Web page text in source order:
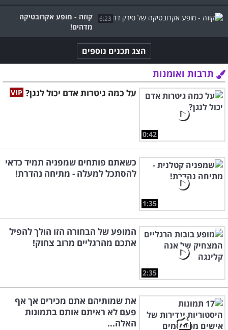
6:23
קוזה - מופע אקרובטיקה
מדהים!
הצג תכנים נוספים
תרבות ואומנות
0:42
על כמה גיטרות אדם יכול לנגן?
1:35
כשאתם פותחים שמפניה תמיד כדאי
להסתכל למעלה - מתיחה נהדרת!
2:35
המופע של הבחורה הזו הולך להפיל
אתכם מהרגליים מרוב צחוק!
את שמותיהם אתם מכירים אך אף
פעם לא ראיתם אותם בתמונות
האלה...